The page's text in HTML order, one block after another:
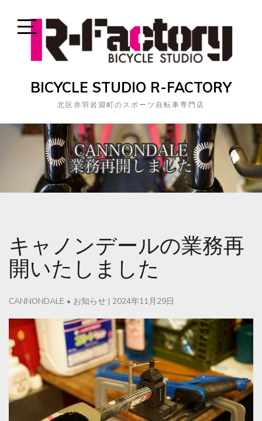
Open
Sidebar
BICYCLE STUDIO R-FACTORY
北区赤羽岩淵町のスポーツ自転車専門店
キャノンデールの業務再
開いたしました
CANNONDALE • お知らせ | 2024年11月29日